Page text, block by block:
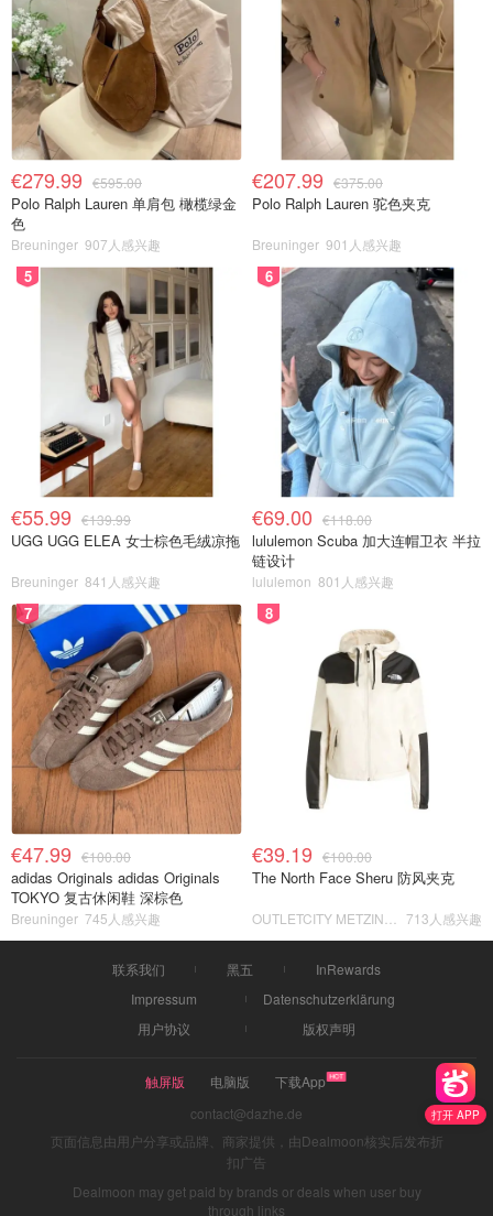
打开 APP
€279.99 €595.00
Polo Ralph Lauren 单肩包 橄榄绿金
色
Breuninger 907人感兴趣
€207.99 €375.00
Polo Ralph Lauren 驼色夹克
Breuninger 901人感兴趣
5
€55.99 €139.99
UGG UGG ELEA 女士棕色毛绒凉拖
Breuninger 841人感兴趣
6
€69.00 €118.00
lululemon Scuba 加大连帽卫衣 半拉
链设计
lululemon 801人感兴趣
7
€47.99 €100.00
adidas Originals adidas Originals
TOKYO 复古休闲鞋 深棕色
Breuninger 745人感兴趣
8
€39.19 €100.00
The North Face Sheru 防风夹克
713人感兴趣
联系我们 黑五
InRewards
Impressum
Datenschutzerklärung
用户协议
版权声明
触屏版 电脑版
下载App
contact@dazhe.de
页面信息由用户分享或品牌、商家提供，由Dealmoon核实后发布折
扣广告
Dealmoon may get paid by brands or deals when user buy
through links